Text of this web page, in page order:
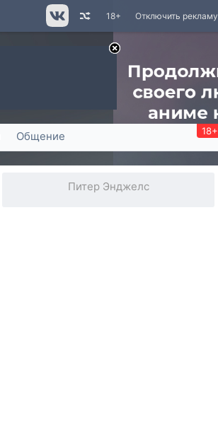
Отключить рекламу
18+
Общение 18+
Питер Энджелс